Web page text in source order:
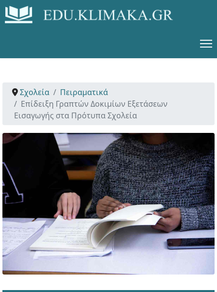
Σχολεία
Πειραματικά
Επίδειξη Γραπτών Δοκιμίων Εξετάσεων
Εισαγωγής στα Πρότυπα Σχολεία